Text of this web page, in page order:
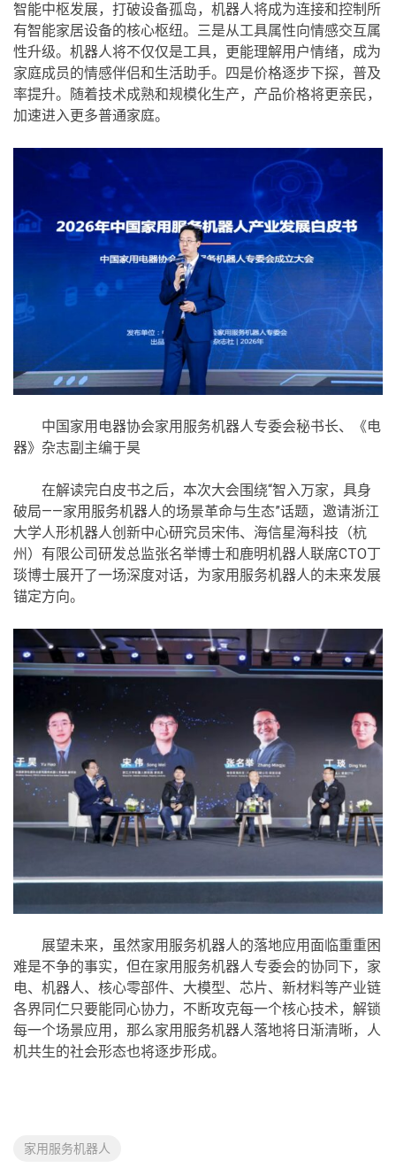
智能中枢发展，打破设备孤岛，机器人将成为连接和控制所
有智能家居设备的核心枢纽。三是从工具属性向情感交互属
性升级。机器人将不仅仅是工具，更能理解用户情绪，成为
家庭成员的情感伴侣和生活助手。四是价格逐步下探，普及
率提升。随着技术成熟和规模化生产，产品价格将更亲民，
加速进入更多普通家庭。
中国家用电器协会家用服务机器人专委会秘书长、《电
器》杂志副主编于昊
在解读完白皮书之后，本次大会围绕“智入万家，具身
破局——家用服务机器人的场景革命与生态”话题，邀请浙江
大学人形机器人创新中心研究员宋伟、海信星海科技（杭
州）有限公司研发总监张名举博士和鹿明机器人联席CTO丁
琰博士展开了一场深度对话，为家用服务机器人的未来发展
锚定方向。
展望未来，虽然家用服务机器人的落地应用面临重重困
难是不争的事实，但在家用服务机器人专委会的协同下，家
电、机器人、核心零部件、大模型、芯片、新材料等产业链
各界同仁只要能同心协力，不断攻克每一个核心技术，解锁
每一个场景应用，那么家用服务机器人落地将日渐清晰，人
机共生的社会形态也将逐步形成。
家用服务机器人